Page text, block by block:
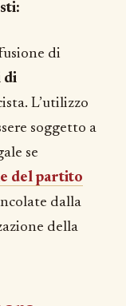
di
di
L’utilizzo
soggetto a
se
del partito
dalla
della